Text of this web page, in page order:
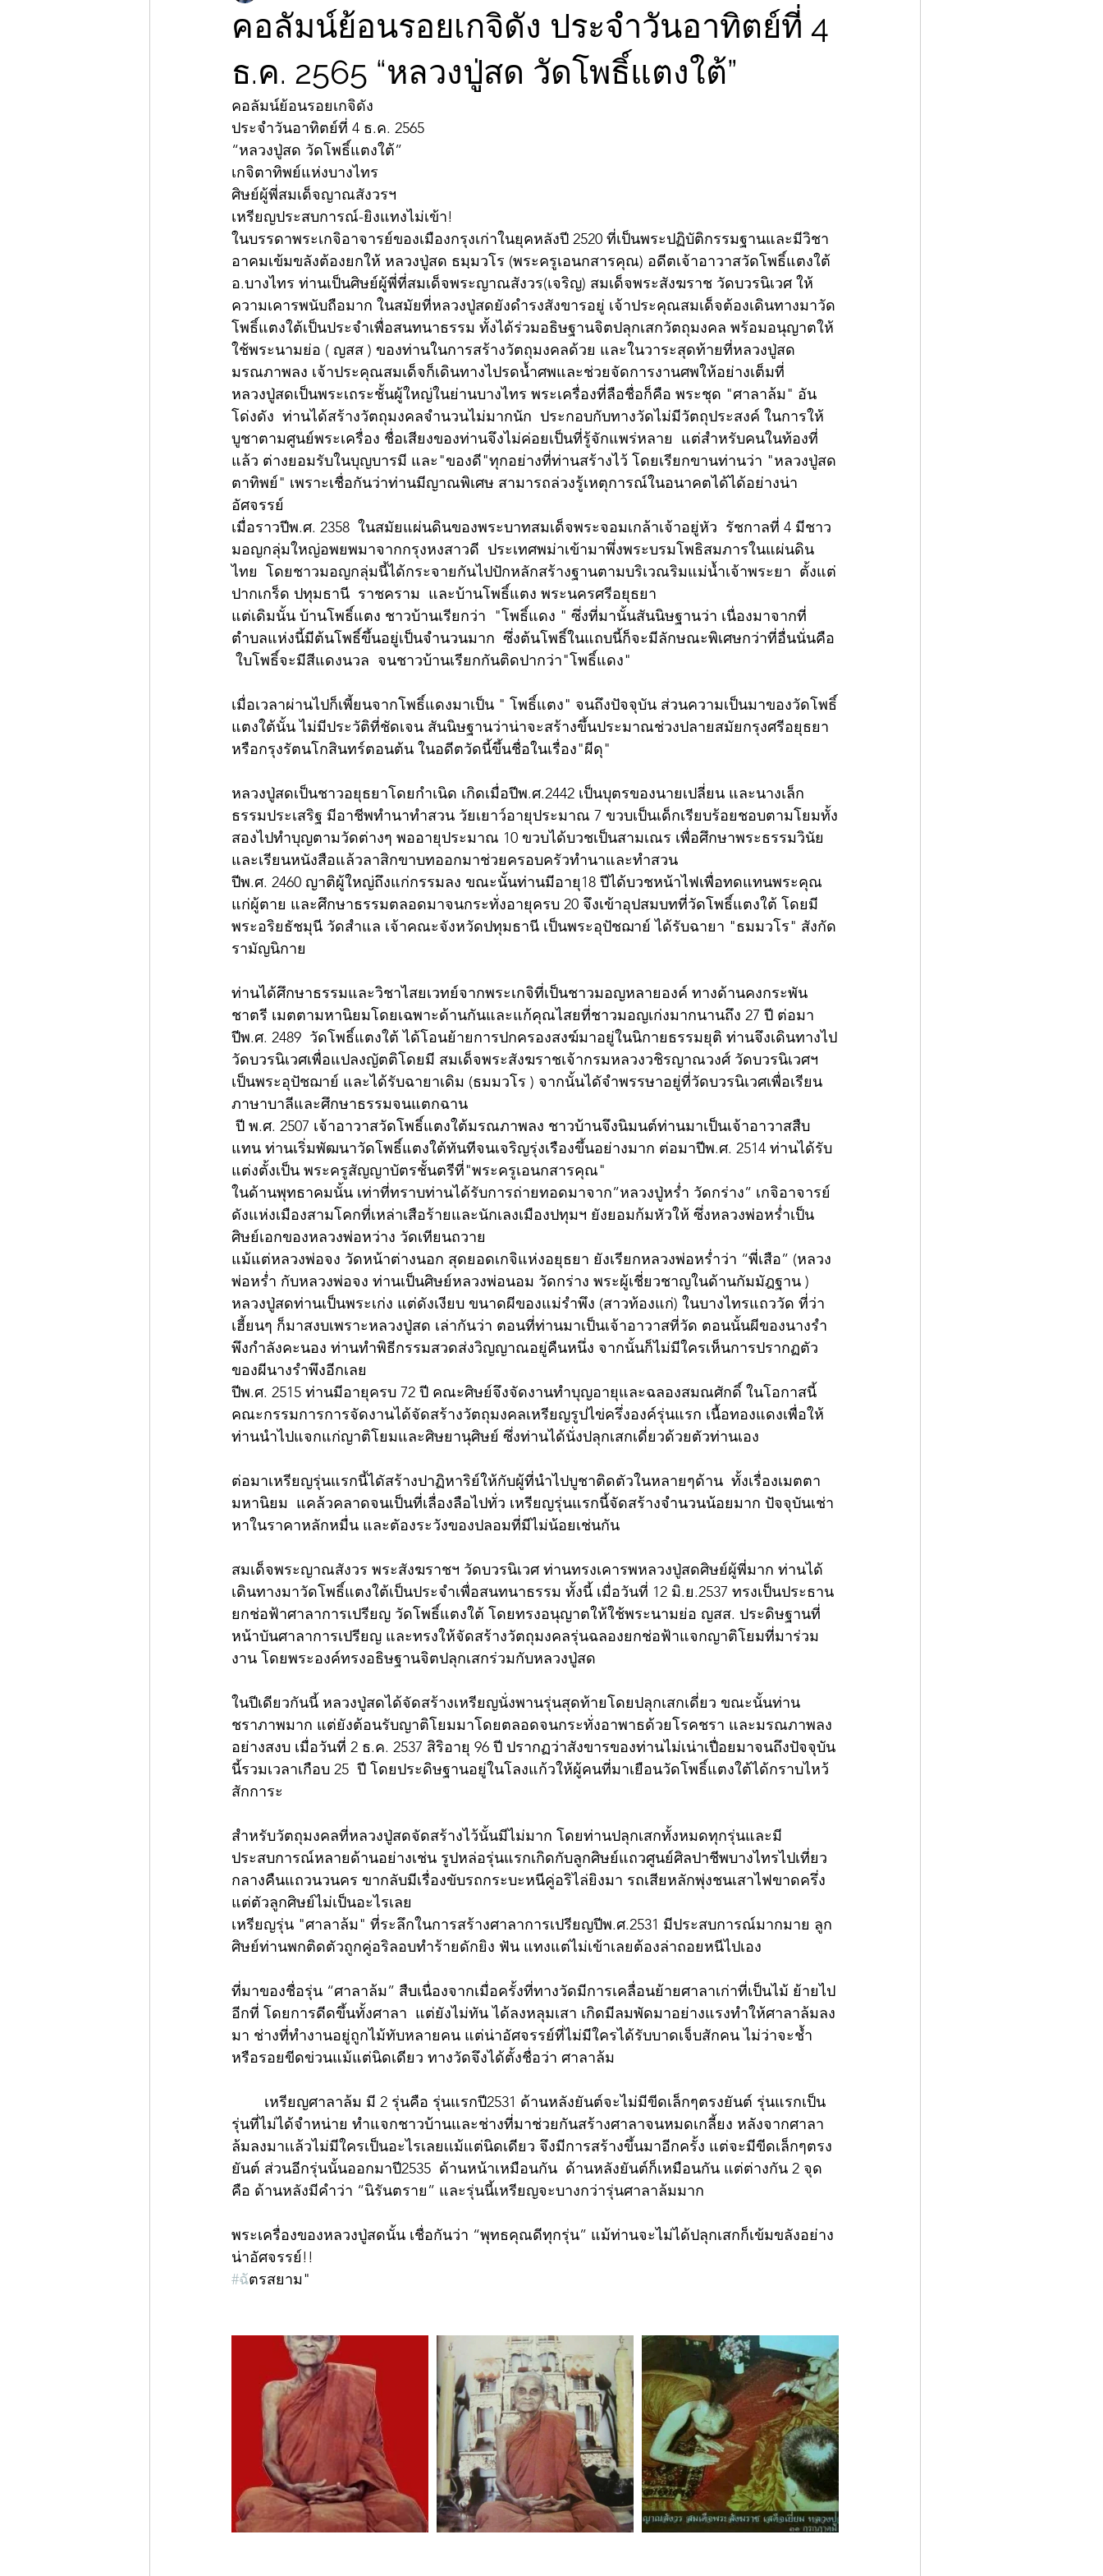
คอลัมน์ย้อนรอยเกจิดัง ประจำวันอาทิตย์ที่ 4
ธ.ค. 2565 “หลวงปู่สด วัดโพธิ์แตงใต้”
คอลัมน์ย้อนรอยเกจิดัง
ประจำวันอาทิตย์ที่ 4 ธ.ค. 2565
“หลวงปู่สด วัดโพธิ์แตงใต้”
เกจิตาทิพย์แห่งบางไทร
ศิษย์ผู้พี่สมเด็จญาณสังวรฯ
เหรียญประสบการณ์-ยิงแทงไม่เข้า!
ในบรรดาพระเกจิอาจารย์ของเมืองกรุงเก่าในยุคหลังปี 2520 ที่เป็นพระปฏิบัติกรรมฐานและมีวิชา
อาคมเข้มขลังต้องยกให้ หลวงปู่สด ธมฺมวโร (พระครูเอนกสารคุณ) อดีตเจ้าอาวาสวัดโพธิ์แตงใต้
อ.บางไทร ท่านเป็นศิษย์ผู้พี่ที่สมเด็จพระญาณสังวร(เจริญ) สมเด็จพระสังฆราช วัดบวรนิเวศ ให้
ความเคารพนับถือมาก ในสมัยที่หลวงปู่สดยังดำรงสังขารอยู่ เจ้าประคุณสมเด็จต้องเดินทางมาวัด
โพธิ์แตงใต้เป็นประจำเพื่อสนทนาธรรม ทั้งได้ร่วมอธิษฐานจิตปลุกเสกวัตถุมงคล พร้อมอนุญาตให้
ใช้พระนามย่อ ( ญสส ) ของท่านในการสร้างวัตถุมงคลด้วย และในวาระสุดท้ายที่หลวงปู่สด
มรณภาพลง เจ้าประคุณสมเด็จก็เดินทางไปรดน้ำศพและช่วยจัดการงานศพให้อย่างเต็มที่
หลวงปู่สดเป็นพระเถระชั้นผู้ใหญ่ในย่านบางไทร พระเครื่องที่ลือชื่อก็คือ พระชุด "ศาลาล้ม" อัน
โด่งดัง  ท่านได้สร้างวัตถุมงคลจำนวนไม่มากนัก  ประกอบกับทางวัดไม่มีวัตถุประสงค์ ในการให้
บูชาตามศูนย์พระเครื่อง ชื่อเสียงของท่านจึงไม่ค่อยเป็นที่รู้จักแพร่หลาย  แต่สำหรับคนในท้องที่
แล้ว ต่างยอมรับในบุญบารมี และ"ของดี"ทุกอย่างที่ท่านสร้างไว้ โดยเรียกขานท่านว่า "หลวงปู่สด
ตาทิพย์" เพราะเชื่อกันว่าท่านมีญาณพิเศษ สามารถล่วงรู้เหตุการณ์ในอนาคตได้ได้อย่างน่า
อัศจรรย์
เมื่อราวปีพ.ศ. 2358  ในสมัยแผ่นดินของพระบาทสมเด็จพระจอมเกล้าเจ้าอยู่หัว  รัชกาลที่ 4 มีชาว
มอญกลุ่มใหญ่อพยพมาจากกรุงหงสาวดี  ประเทศพม่าเข้ามาพึ่งพระบรมโพธิสมภารในแผ่นดิน
ไทย  โดยชาวมอญกลุ่มนี้ได้กระจายกันไปปักหลักสร้างฐานตามบริเวณริมแม่น้ำเจ้าพระยา  ตั้งแต่
ปากเกร็ด ปทุมธานี  ราชคราม  และบ้านโพธิ์แตง พระนครศรีอยุธยา
แต่เดิมนั้น บ้านโพธิ์แตง ชาวบ้านเรียกว่า  "โพธิ์แดง " ซึ่งที่มานั้นสันนิษฐานว่า เนื่องมาจากที่
ตำบลแห่งนี้มีต้นโพธิ์ขึ้นอยู่เป็นจำนวนมาก  ซึ่งต้นโพธิ์ในแถบนี้ก็จะมีลักษณะพิเศษกว่าที่อื่นนั่นคือ
ใบโพธิ์จะมีสีแดงนวล  จนชาวบ้านเรียกกันติดปากว่า"โพธิ์แดง"
เมื่อเวลาผ่านไปก็เพี้ยนจากโพธิ์แดงมาเป็น " โพธิ์แตง" จนถึงปัจจุบัน ส่วนความเป็นมาของวัดโพธิ์
แตงใต้นั้น ไม่มีประวัติที่ชัดเจน สันนิษฐานว่าน่าจะสร้างขึ้นประมาณช่วงปลายสมัยกรุงศรีอยุธยา
หรือกรุงรัตนโกสินทร์ตอนต้น ในอดีตวัดนี้ขึ้นชื่อในเรื่อง"ผีดุ"
หลวงปู่สดเป็นชาวอยุธยาโดยกำเนิด เกิดเมื่อปีพ.ศ.2442 เป็นบุตรของนายเปลี่ยน และนางเล็ก
ธรรมประเสริฐ มีอาชีพทำนาทำสวน วัยเยาว์อายุประมาณ 7 ขวบเป็นเด็กเรียบร้อยชอบตามโยมทั้ง
สองไปทำบุญตามวัดต่างๆ พออายุประมาณ 10 ขวบได้บวชเป็นสามเณร เพื่อศึกษาพระธรรมวินัย
และเรียนหนังสือแล้วลาสิกขาบทออกมาช่วยครอบครัวทำนาและทำสวน
ปีพ.ศ. 2460 ญาติผู้ใหญ่ถึงแก่กรรมลง ขณะนั้นท่านมีอายุ18 ปีได้บวชหน้าไฟเพื่อทดแทนพระคุณ
แก่ผู้ตาย และศึกษาธรรมตลอดมาจนกระทั่งอายุครบ 20 จึงเข้าอุปสมบทที่วัดโพธิ์แตงใต้ โดยมี
พระอริยธัชมุนี วัดสำแล เจ้าคณะจังหวัดปทุมธานี เป็นพระอุปัชฌาย์ ได้รับฉายา "ธมมวโร" สังกัด
รามัญนิกาย
ท่านได้ศึกษาธรรมและวิชาไสยเวทย์จากพระเกจิที่เป็นชาวมอญหลายองค์ ทางด้านคงกระพัน
ชาตรี เมตตามหานิยมโดยเฉพาะด้านกันและแก้คุณไสยที่ชาวมอญเก่งมากนานถึง 27 ปี ต่อมา
ปีพ.ศ. 2489  วัดโพธิ์แตงใต้ ได้โอนย้ายการปกครองสงฆ์มาอยู่ในนิกายธรรมยุติ ท่านจึงเดินทางไป
วัดบวรนิเวศเพื่อแปลงญัตติโดยมี สมเด็จพระสังฆราชเจ้ากรมหลวงวชิรญาณวงศ์ วัดบวรนิเวศฯ
เป็นพระอุปัชฌาย์ และได้รับฉายาเดิม (ธมมวโร ) จากนั้นไดัจำพรรษาอยู่ที่วัดบวรนิเวศเพื่อเรียน
ภาษาบาลีและศึกษาธรรมจนแตกฉาน
แทน ท่านเริ่มพัฒนาวัดโพธิ์แตงใต้ทันทีจนเจริญรุ่งเรืองขึ้นอย่างมาก ต่อมาปีพ.ศ. 2514 ท่านได้รับ
แต่งตั้งเป็น พระครูสัญญาบัตรชั้นตรีที่"พระครูเอนกสารคุณ"
ในด้านพุทธาคมนั้น เท่าที่ทราบท่านได้รับการถ่ายทอดมาจาก”หลวงปู่หร่ำ วัดกร่าง” เกจิอาจารย์
ดังแห่งเมืองสามโคกที่เหล่าเสือร้ายและนักเลงเมืองปทุมฯ ยังยอมก้มหัวให้ ซึ่งหลวงพ่อหร่ำเป็น
ศิษย์เอกของหลวงพ่อหว่าง วัดเทียนถวาย
แม้แต่หลวงพ่อจง วัดหน้าต่างนอก สุดยอดเกจิแห่งอยุธยา ยังเรียกหลวงพ่อหร่ำว่า “พี่เสือ” (หลวง
พ่อหร่ำ กับหลวงพ่อจง ท่านเป็นศิษย์หลวงพ่อนอม วัดกร่าง พระผู้เชี่ยวชาญในด้านกัมมัฎฐาน )
หลวงปู่สดท่านเป็นพระเก่ง แต่ดังเงียบ ขนาดผีของแม่รำพึง (สาวท้องแก่) ในบางไทรแถววัด ที่ว่า
เฮี้ยนๆ ก็มาสงบเพราะหลวงปู่สด เล่ากันว่า ตอนที่ท่านมาเป็นเจ้าอาวาสที่วัด ตอนนั้นผีของนางรำ
พึงกำลังคะนอง ท่านทำพิธีกรรมสวดส่งวิญญาณอยู่คืนหนึ่ง จากนั้นก็ไม่มีใครเห็นการปรากฏตัว
ของผีนางรำพึงอีกเลย
ปีพ.ศ. 2515 ท่านมีอายุครบ 72 ปี คณะศิษย์จึงจัดงานทำบุญอายุและฉลองสมณศักดิ์ ในโอกาสนี้
คณะกรรมการการจัดงานได้จัดสร้างวัตถุมงคลเหรียญรูปไข่ครึ่งองค์รุ่นแรก เนื้อทองแดงเพื่อให้
ท่านนำไปแจกแก่ญาติโยมและศิษยานุศิษย์ ซึ่งท่านได้นั่งปลุกเสกเดี่ยวด้วยตัวท่านเอง
ต่อมาเหรียญรุ่นแรกนี้ไดัสร้างปาฏิหาริย์ให้กับผู้ที่นำไปบูชาติดตัวในหลายๆด้าน  ทั้งเรื่องเมตตา
มหานิยม  แคล้วคลาดจนเป็นที่เลื่องลือไปทั่ว เหรียญรุ่นแรกนี้จัดสร้างจำนวนน้อยมาก ปัจจุบันเช่า
หาในราคาหลักหมื่น และตัองระวังของปลอมที่มีไม่น้อยเช่นกัน
สมเด็จพระญาณสังวร พระสังฆราชฯ วัดบวรนิเวศ ท่านทรงเคารพหลวงปู่สดศิษย์ผู้พี่มาก ท่านได้
เดินทางมาวัดโพธิ์แตงใต้เป็นประจำเพื่อสนทนาธรรม ทั้งนี้ เมื่อวันที่ 12 มิ.ย.2537 ทรงเป็นประธาน
ยกช่อฟ้าศาลาการเปรียญ วัดโพธิ์แตงใต้ โดยทรงอนุญาตให้ใช้พระนามย่อ ญสส. ประดิษฐานที่
หน้าบันศาลาการเปรียญ และทรงให้จัดสร้างวัตถุมงคลรุ่นฉลองยกช่อฟ้าแจกญาติโยมที่มาร่วม
งาน โดยพระองค์ทรงอธิษฐานจิตปลุกเสกร่วมกับหลวงปู่สด
ในปีเดียวกันนี้ หลวงปู่สดได้จัดสร้างเหรียญนั่งพานรุ่นสุดท้ายโดยปลุกเสกเดี่ยว ขณะนั้นท่าน
ชราภาพมาก แต่ยังต้อนรับญาติโยมมาโดยตลอดจนกระทั่งอาพาธด้วยโรคชรา และมรณภาพลง
อย่างสงบ เมื่อวันที่ 2 ธ.ค. 2537 สิริอายุ 96 ปี ปรากฏว่าสังขารของท่านไม่เน่าเปื่อยมาจนถึงปัจจุบัน
นี้รวมเวลาเกือบ 25  ปี โดยประดิษฐานอยู่ในโลงแก้วให้ผู้คนที่มาเยือนวัดโพธิ์แตงใต้ได้กราบไหว้
สักการะ
สำหรับวัตถุมงคลที่หลวงปู่สดจัดสร้างไว้นั้นมีไม่มาก โดยท่านปลุกเสกทั้งหมดทุกรุ่นและมี
ประสบการณ์หลายด้านอย่างเช่น รูปหล่อรุ่นแรกเกิดกับลูกศิษย์แถวศูนย์ศิลปาชีพบางไทรไปเที่ยว
กลางคืนแถวนวนคร ขากลับมีเรื่องขับรถกระบะหนีคู่อริไล่ยิงมา รถเสียหลักพุ่งชนเสาไฟขาดครึ่ง
แต่ตัวลูกศิษย์ไม่เป็นอะไรเลย
เหรียญรุ่น "ศาลาล้ม" ที่ระลึกในการสร้างศาลาการเปรียญปีพ.ศ.2531 มีประสบการณ์มากมาย ลูก
ศิษย์ท่านพกติดตัวถูกคู่อริลอบทำร้ายดักยิง ฟัน แทงแต่ไม่เข้าเลยต้องล่าถอยหนีไปเอง
ที่มาของชื่อรุ่น “ศาลาล้ม” สืบเนื่องจากเมื่อครั้งที่ทางวัดมีการเคลื่อนย้ายศาลาเก่าที่เป็นไม้ ย้ายไป
อีกที่ โดยการดีดขึ้นทั้งศาลา  แต่ยังไม่ทัน ได้ลงหลุมเสา เกิดมีลมพัดมาอย่างแรงทำให้ศาลาล้มลง
มา ช่างที่ทำงานอยู่ถูกไม้ทับหลายคน แต่น่าอัศจรรย์ที่ไม่มีใครได้รับบาดเจ็บสักคน ไม่ว่าจะช้ำ
หรือรอยขีดข่วนแม้แต่นิดเดียว ทางวัดจึงได้ตั้งชื่อว่า ศาลาล้ม
รุ่นที่ไม่ได้จำหน่าย ทำแจกชาวบ้านและช่างที่มาช่วยกันสร้างศาลาจนหมดเกลี้ยง หลังจากศาลา
ล้มลงมาเเล้วไม่มีใครเป็นอะไรเลยเเม้แต่นิดเดียว จึงมีการสร้างขึ้นมาอีกครั้ง แต่จะมีขีดเล็กๆตรง
ยันต์ ส่วนอีกรุ่นนั้นออกมาปี2535  ด้านหน้าเหมือนกัน  ด้านหลังยันต์ก็เหมือนกัน แต่ต่างกัน 2 จุด
คือ ด้านหลังมีคำว่า “นิรันตราย” และรุ่นนี้เหรียญจะบางกว่ารุ่นศาลาล้มมาก
พระเครื่องของหลวงปู่สดนั้น เชื่อกันว่า “พุทธคุณดีทุกรุ่น” แม้ท่านจะไม่ได้ปลุกเสกก็เข้มขลังอย่าง
น่าอัศจรรย์!!
#ฉัตรสยาม"